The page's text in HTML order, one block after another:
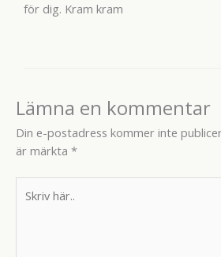
för dig. Kram kram
Lämna en kommentar
Din e-postadress kommer inte
är märkta *
här..